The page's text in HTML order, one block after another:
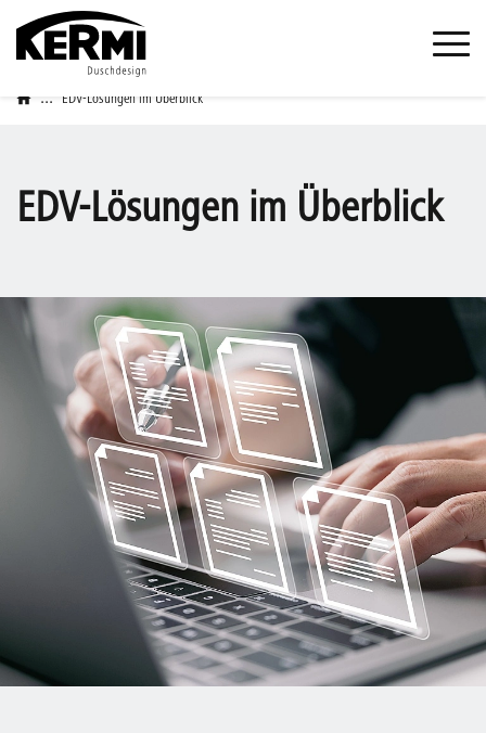
... EDV-Lösungen im Überblick
EDV-Lösungen im Überblick